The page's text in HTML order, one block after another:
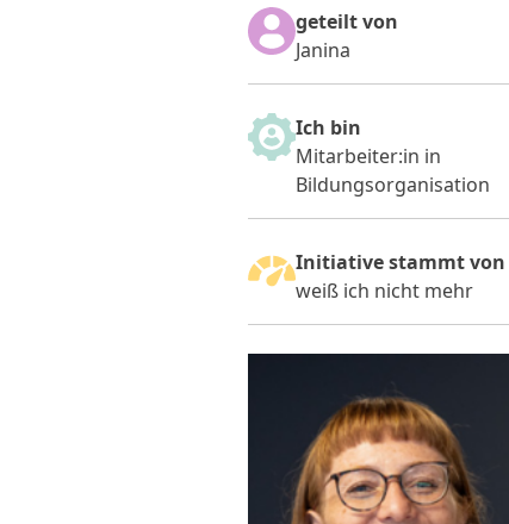
geteilt von
Janina
Ich bin
Mitarbeiter:in in
Bildungsorganisation
Initiative stammt von
weiß ich nicht mehr